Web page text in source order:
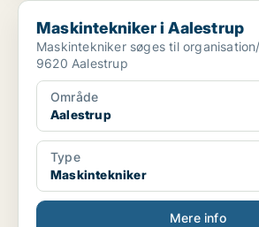
Maskintekniker i Aalestrup
Maskintekniker i Aalestrup
Maskintekniker søges til
9620 Aalestrup
Område
Aalestrup
Type
Maskintekniker
Mere info